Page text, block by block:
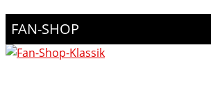
FAN-SHOP